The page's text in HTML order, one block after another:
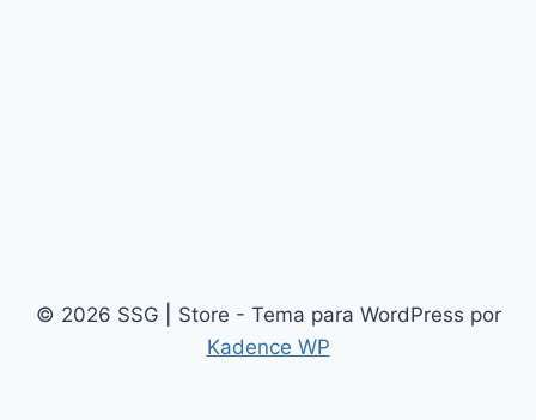
© 2026 SSG | Store - Tema para WordPress por
Kadence WP